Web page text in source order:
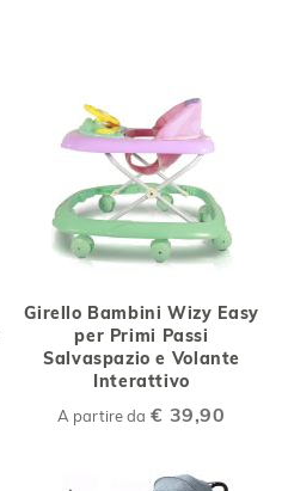
Girello Bambini Wizy Easy
per Primi Passi
Salvaspazio e Volante
Interattivo
A partire da € 39,90